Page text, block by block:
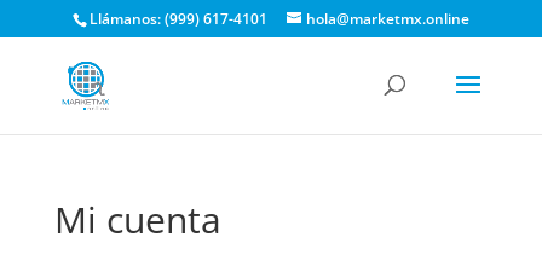
Llámanos: (999) 617-4101 hola@marketmx.online
Mi cuenta